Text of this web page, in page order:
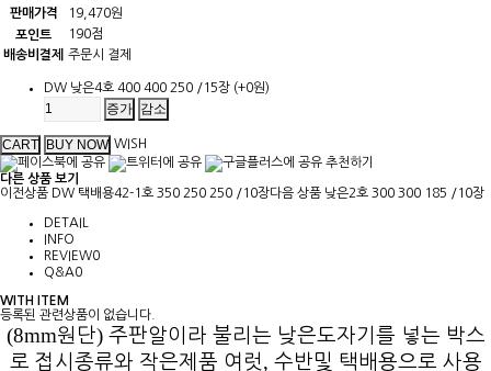
판매가격
19,470원
포인트
190점
배송비결제
주문시 결제
DW 낮은4호 400 400 250 /15장 (+0원)
증가 감소
WISH
추천하기
다른 상품 보기
이전상품 DW 택배용42-1호 350 250 250 /10장다음 상품 낮은2호 300 300 185 /10장
DETAIL
INFO
REVIEW0
Q&A0
WITH ITEM
등록된 관련상품이 없습니다.
(8mm원단) 주판알이라 불리는 낮은도자기를 넣는 박스
로 접시종류와 작은제품 여럿 , 수반및 택배용으로 사용